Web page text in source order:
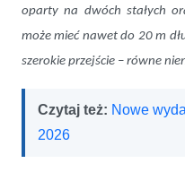
oparty na dwóch stałych
może mieć nawet do 20 m
szerokie przejście – równe
Czytaj też: Nowe
2026